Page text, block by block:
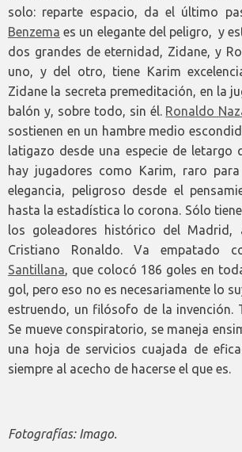
solo: reparte espacio, da el último
Benzema es un elegante del peligro, y
dos grandes de eternidad, Zidane, y
uno, y del otro, tiene Karim
Zidane la secreta premeditación, en la
balón y, sobre todo, sin él. Ronaldo
sostienen en un hambre medio
latigazo desde una especie de letargo
hay jugadores como Karim, raro
elegancia, peligroso desde el
hasta la estadística lo corona. Sólo
los goleadores histórico del
Cristiano Ronaldo. Va empatado
Santillana, que colocó 186 goles en
gol, pero eso no es necesariamente lo
estruendo, un filósofo de la invención.
Se mueve conspiratorio, se maneja
una hoja de servicios cuajada de
siempre al acecho de hacerse el que es.
Fotografías: Imago.